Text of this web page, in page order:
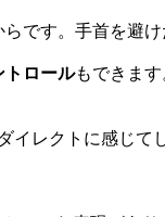
です。手首を避
トロールもできま
レクトに感じて